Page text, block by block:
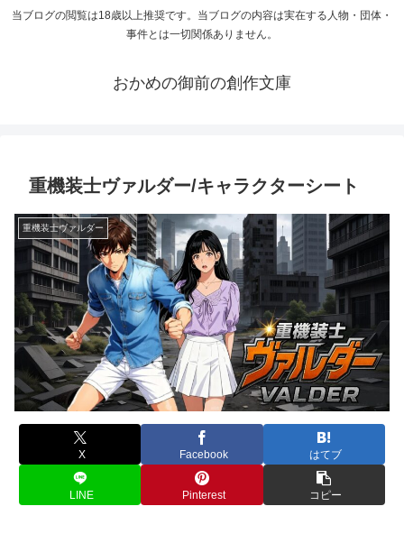
当ブログの閲覧は18歳以上推奨です。当ブログの内容は実在する人物・団体・
事件とは一切関係ありません。
おかめの御前の創作文庫
重機装士ヴァルダー/キャラクターシート
重機装士ヴァルダー
X Facebook はてブ
LINE Pinterest コピー